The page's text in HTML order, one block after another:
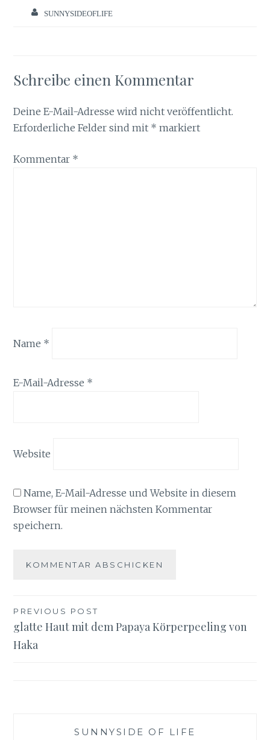
SUNNYSIDEOFLIFE
Schreibe einen Kommentar
Deine E-Mail-Adresse wird nicht veröffentlicht.
Erforderliche Felder sind mit * markiert
Kommentar *
Name *
E-Mail-Adresse *
Website
Name, E-Mail-Adresse und Website in diesem
Browser für meinen nächsten Kommentar
speichern.
Beitragsnavigation
PREVIOUS POST
glatte Haut mit dem Papaya Körperpeeling von
Haka
SUNNYSIDE OF LIFE